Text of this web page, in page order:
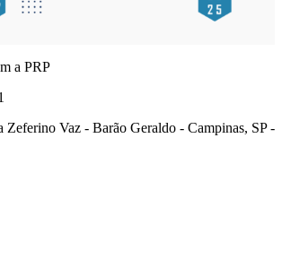
a PRP
Zeferino Vaz - Barão Geraldo - Campinas, SP -